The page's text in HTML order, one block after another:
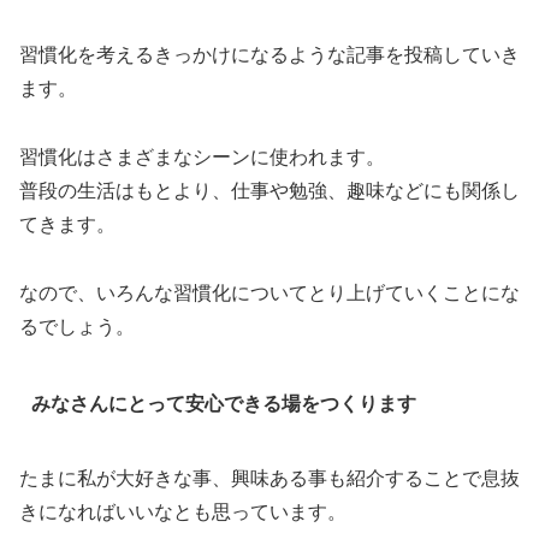
習慣化を考えるきっかけになるような記事を投稿していき
ます。
習慣化はさまざまなシーンに使われます。
普段の生活はもとより、仕事や勉強、趣味などにも関係し
てきます。
なので、いろんな習慣化についてとり上げていくことにな
るでしょう。
みなさんにとって安心できる場をつくります
たまに私が大好きな事、興味ある事も紹介することで息抜
きになればいいなとも思っています。